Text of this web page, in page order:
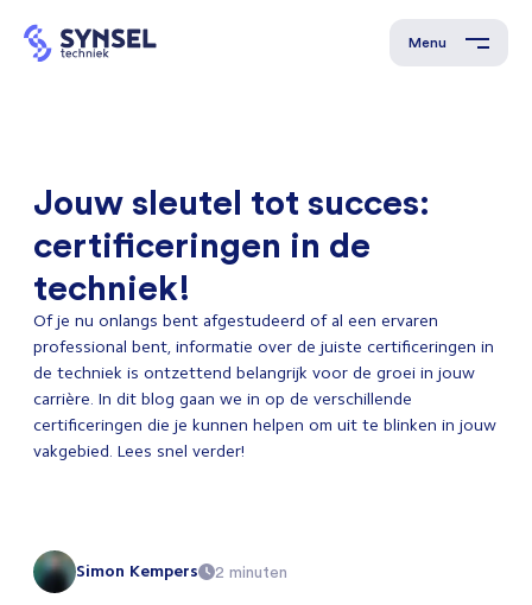
Menu
Jouw sleutel tot succes:
certificeringen in de
techniek!
Of je nu onlangs bent afgestudeerd of al een ervaren
professional bent, informatie over de juiste certificeringen in
de techniek is ontzettend belangrijk voor de groei in jouw
carrière. In dit blog gaan we in op de verschillende
certificeringen die je kunnen helpen om uit te blinken in jouw
vakgebied. Lees snel verder!
Simon Kempers 2 minuten